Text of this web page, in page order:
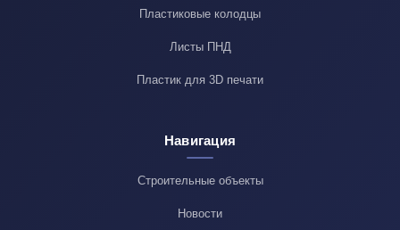
Пластиковые колодцы
Листы ПНД
Пластик для 3D печати
Навигация
Строительные объекты
Новости